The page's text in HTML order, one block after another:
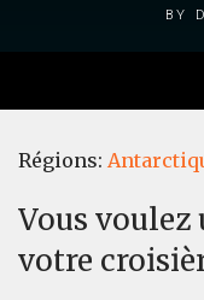
by
Régions:
Vous
votre